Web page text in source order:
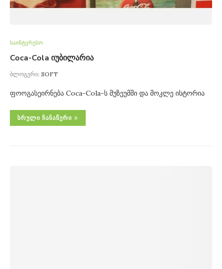
საინტერესო
Coca-Cola იუბილარია
ბლოგერი: SOFT
ფოოგასეირნება Coca-Cola-ს მუზეუმში და მოკლე ისტორია
ᲡᲠᲣᲚᲘ ᲩᲐᲜᲐᲬᲔᲠᲘ